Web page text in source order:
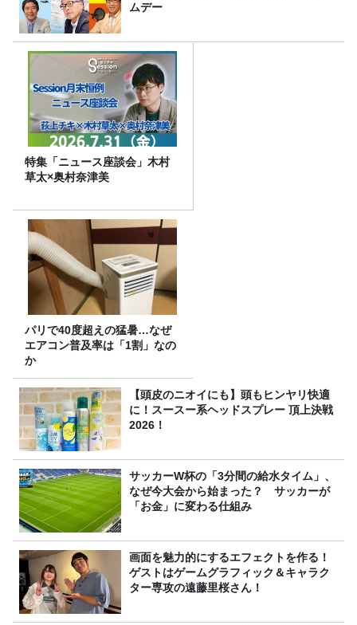
ムデー
特集「ニュース座談会」木村
草太×奥村奈津美
パリで40度超えの猛暑…なぜ
エアコン普及率は「1割」なの
か
【頭皮のニオイにも】頭もヒンヤリ快適
に！スースー系ヘッドスプレー 頂上決戦
2026！
サッカーW杯の「3分間の給水タイム」、
なぜ今大会から始まった？ サッカーが
「お金」に変わる仕組み
画面を魅力的にするエフェクトを作る！
ゲストはゲームグラフィック＆キャラク
ター専攻の遠藤里桜さん！